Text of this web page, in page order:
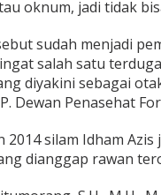
oknum, jadi tidak
sudah menjadi
salah satu
diyakini sebagai
Dewan Penasehat
silam Idham
dianggap rawan